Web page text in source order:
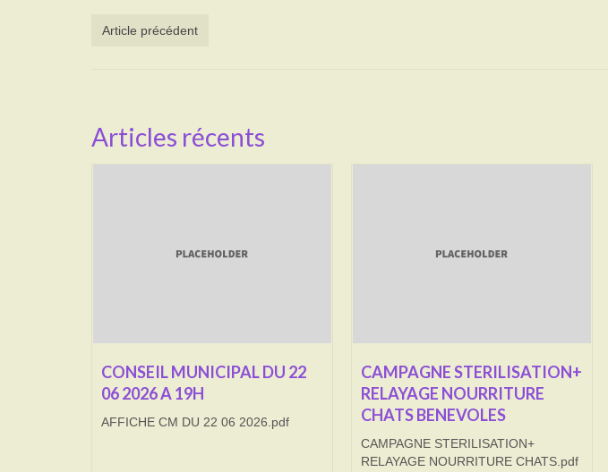
Article précédent
Articles récents
CONSEIL MUNICIPAL DU 22
06 2026 A 19H
AFFICHE CM DU 22 06 2026.pdf
CAMPAGNE STERILISATION+
RELAYAGE NOURRITURE
CHATS BENEVOLES
CAMPAGNE STERILISATION+
RELAYAGE NOURRITURE CHATS.pdf